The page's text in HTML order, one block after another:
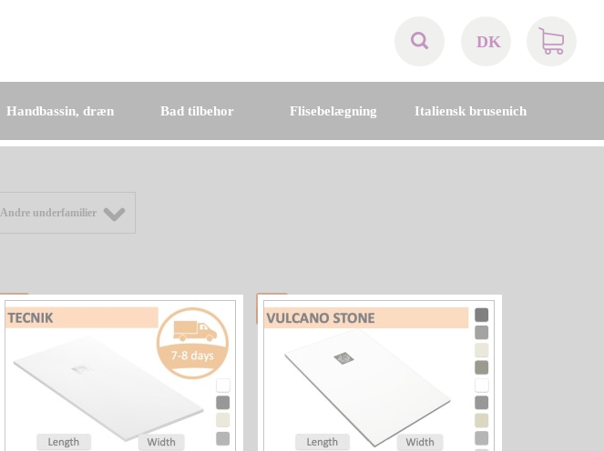
DK
BE
DK
EN
FR
LU
Handbassin, dræn Bad tilbehor Flisebelægning Italiensk brusenich
Andre underfamilier